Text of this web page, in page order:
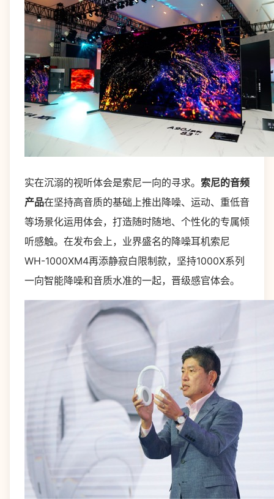
实在沉溺的视听体会是索尼一向的寻求。 索尼的音频
产品在坚持高音质的基础上推出降噪、运动、重低音
等场景化运用体会，打造随时随地、个性化的专属倾
听感触。在发布会上，业界盛名的降噪耳机索尼
WH-1000XM4再添静寂白限制款，坚持1000X系列
一向智能降噪和音质水准的一起，晋级感官体会。